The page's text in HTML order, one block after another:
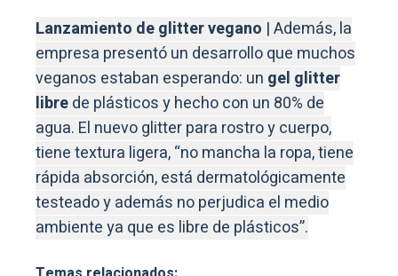
Lanzamiento de glitter vegano | Además, la
empresa presentó un desarrollo que muchos
veganos estaban esperando: un gel glitter
librede plásticos y hecho con un 80% de
agua. El nuevo glitter para rostro y cuerpo,
tiene textura ligera, “no mancha la ropa, tiene
rápida absorción, está dermatológicamente
testeado y además no perjudica el medio
ambiente ya que es libre de plásticos”.